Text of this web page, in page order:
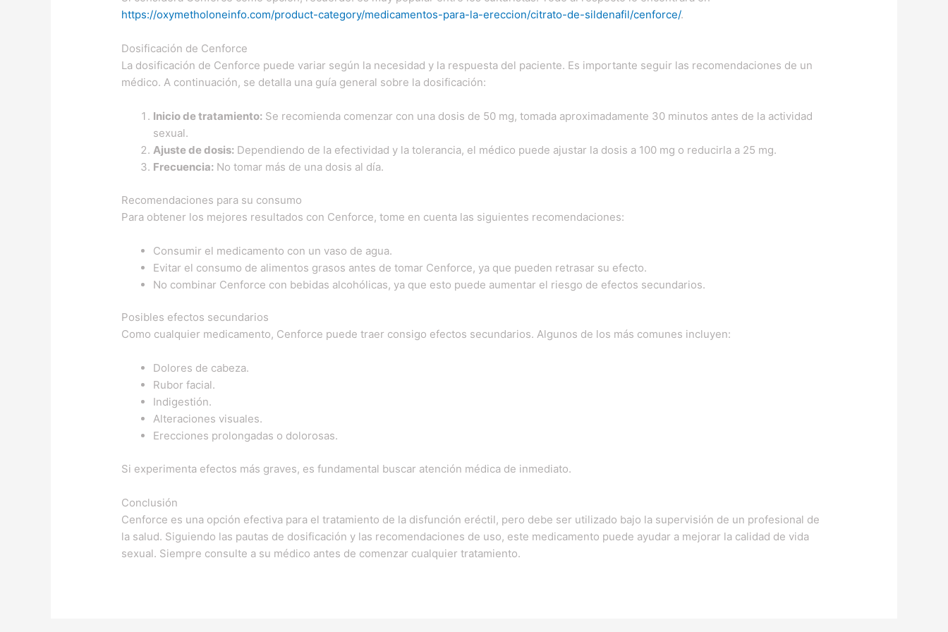
https://oxymetholoneinfo.com/product-category/medicamentos-para-la-ereccion/citrato-de-sildenafil/cenforce/.
Dosificación de Cenforce
La dosificación de Cenforce puede variar según la necesidad y la respuesta del paciente. Es importante seguir las recomendaciones de un
médico. A continuación, se detalla una guía general sobre la dosificación:
Inicio de tratamiento: Se recomienda comenzar con una dosis de 50 mg, tomada aproximadamente 30 minutos antes de la actividad
sexual.
Ajuste de dosis: Dependiendo de la efectividad y la tolerancia, el médico puede ajustar la dosis a 100 mg o reducirla a 25 mg.
Frecuencia: No tomar más de una dosis al día.
Recomendaciones para su consumo
Para obtener los mejores resultados con Cenforce, tome en cuenta las siguientes recomendaciones:
Consumir el medicamento con un vaso de agua.
Evitar el consumo de alimentos grasos antes de tomar Cenforce, ya que pueden retrasar su efecto.
No combinar Cenforce con bebidas alcohólicas, ya que esto puede aumentar el riesgo de efectos secundarios.
Posibles efectos secundarios
Como cualquier medicamento, Cenforce puede traer consigo efectos secundarios. Algunos de los más comunes incluyen:
Dolores de cabeza.
Rubor facial.
Indigestión.
Alteraciones visuales.
Erecciones prolongadas o dolorosas.
Si experimenta efectos más graves, es fundamental buscar atención médica de inmediato.
Conclusión
Cenforce es una opción efectiva para el tratamiento de la disfunción eréctil, pero debe ser utilizado bajo la supervisión de un profesional de
la salud. Siguiendo las pautas de dosificación y las recomendaciones de uso, este medicamento puede ayudar a mejorar la calidad de vida
sexual. Siempre consulte a su médico antes de comenzar cualquier tratamiento.